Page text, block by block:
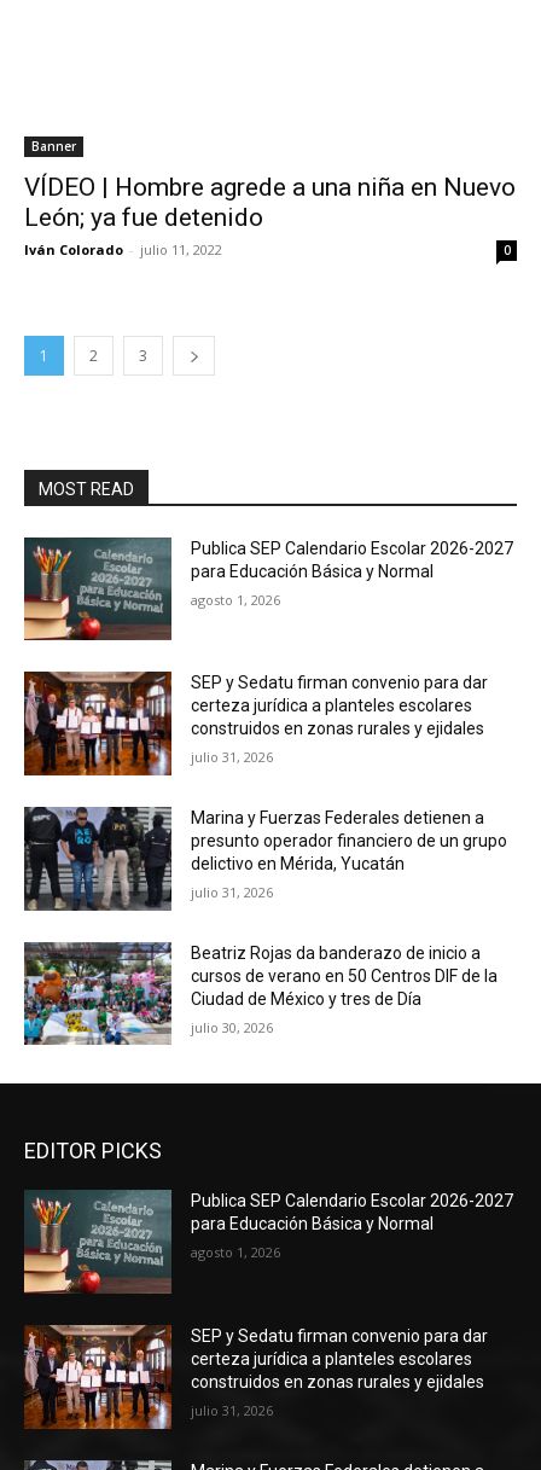
Banner
VÍDEO | Hombre agrede a una niña en Nuevo
León; ya fue detenido
Iván Colorado - julio 11, 2022 0
1 2 3
MOST READ
Publica SEP Calendario Escolar 2026-2027
para Educación Básica y Normal
agosto 1, 2026
SEP y Sedatu firman convenio para dar
certeza jurídica a planteles escolares
construidos en zonas rurales y ejidales
julio 31, 2026
Marina y Fuerzas Federales detienen a
presunto operador financiero de un grupo
delictivo en Mérida, Yucatán
julio 31, 2026
Beatriz Rojas da banderazo de inicio a
cursos de verano en 50 Centros DIF de la
Ciudad de México y tres de Día
julio 30, 2026
EDITOR PICKS
Publica SEP Calendario Escolar 2026-2027
para Educación Básica y Normal
agosto 1, 2026
SEP y Sedatu firman convenio para dar
certeza jurídica a planteles escolares
construidos en zonas rurales y ejidales
julio 31, 2026